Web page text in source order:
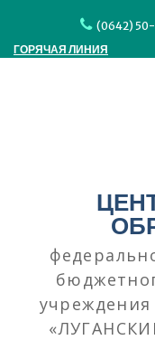
содержимому
(0642)
ГОРЯЧАЯ ЛИНИЯ